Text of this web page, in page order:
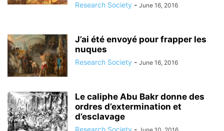
Research Society - June 16, 2016
J’ai été envoyé pour frapper les
nuques
Research Society - June 16, 2016
Le caliphe Abu Bakr donne des
ordres d’extermination et
d’esclavage
Research Society -